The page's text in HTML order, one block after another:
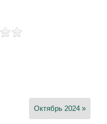
Октябрь 2024 »